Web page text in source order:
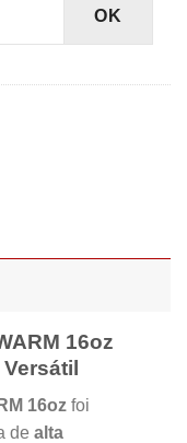
OK
16oz
16oz foi
dealta